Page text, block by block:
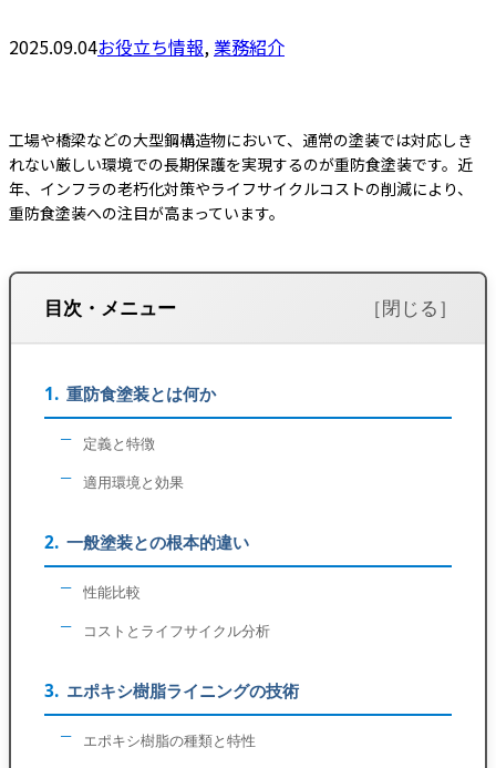
2025.09.04お役立ち情報,業務紹介
工場や橋梁などの大型鋼構造物において、通常の塗装では対応しき
れない厳しい環境での長期保護を実現するのが重防食塗装です。近
年、インフラの老朽化対策やライフサイクルコストの削減により、
重防食塗装への注目が高まっています。
目次・メニュー
重防食塗装とは何か
定義と特徴
適用環境と効果
一般塗装との根本的違い
性能比較
コストとライフサイクル分析
エポキシ樹脂ライニングの技術
エポキシ樹脂の種類と特性